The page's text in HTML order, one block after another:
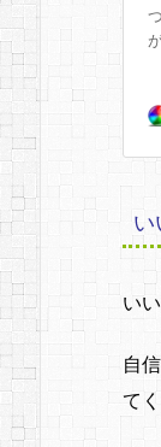
い
い
自
て